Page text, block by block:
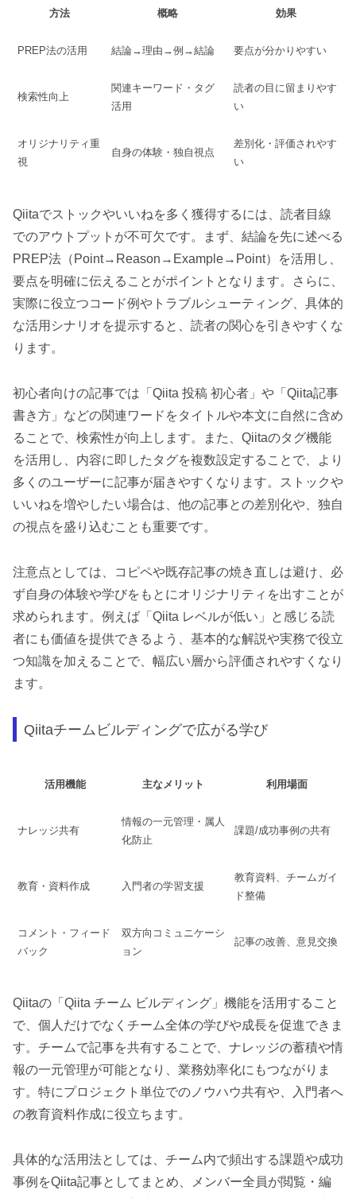
方法 概略 効果
PREP法の活用 結論→理由→例→結論 要点が分かりやすい
検索性向上
関連キーワード・タグ
活用
読者の目に留まりやす
い
オリジナリティ重
視
自身の体験・独自視点
差別化・評価されやす
い
Qiitaでストックやいいねを多く獲得するには、読者目線
でのアウトプットが不可欠です。まず、結論を先に述べる
PREP法（Point→Reason→Example→Point）を活用し、
要点を明確に伝えることがポイントとなります。さらに、
実際に役立つコード例やトラブルシューティング、具体的
な活用シナリオを提示すると、読者の関心を引きやすくな
ります。
初心者向けの記事では「Qiita 投稿 初心者」や「Qiita記事
書き方」などの関連ワードをタイトルや本文に自然に含め
ることで、検索性が向上します。また、Qiitaのタグ機能
を活用し、内容に即したタグを複数設定することで、より
多くのユーザーに記事が届きやすくなります。ストックや
いいねを増やしたい場合は、他の記事との差別化や、独自
の視点を盛り込むことも重要です。
注意点としては、コピペや既存記事の焼き直しは避け、必
ず自身の体験や学びをもとにオリジナリティを出すことが
求められます。例えば「Qiita レベルが低い」と感じる読
者にも価値を提供できるよう、基本的な解説や実務で役立
つ知識を加えることで、幅広い層から評価されやすくなり
ます。
Qiitaチームビルディングで広がる学び
活用機能 主なメリット 利用場面
ナレッジ共有
情報の一元管理・属人
化防止
課題/成功事例の共有
教育・資料作成 入門者の学習支援
教育資料、チームガイ
ド整備
コメント・フィード
バック
双方向コミュニケーシ
ョン
記事の改善、意見交換
Qiitaの「Qiita チーム ビルディング」機能を活用すること
で、個人だけでなくチーム全体の学びや成長を促進できま
す。チームで記事を共有することで、ナレッジの蓄積や情
報の一元管理が可能となり、業務効率化にもつながりま
す。特にプロジェクト単位でのノウハウ共有や、入門者へ
の教育資料作成に役立ちます。
具体的な活用法としては、チーム内で頻出する課題や成功
事例をQiita記事としてまとめ、メンバー全員が閲覧・編